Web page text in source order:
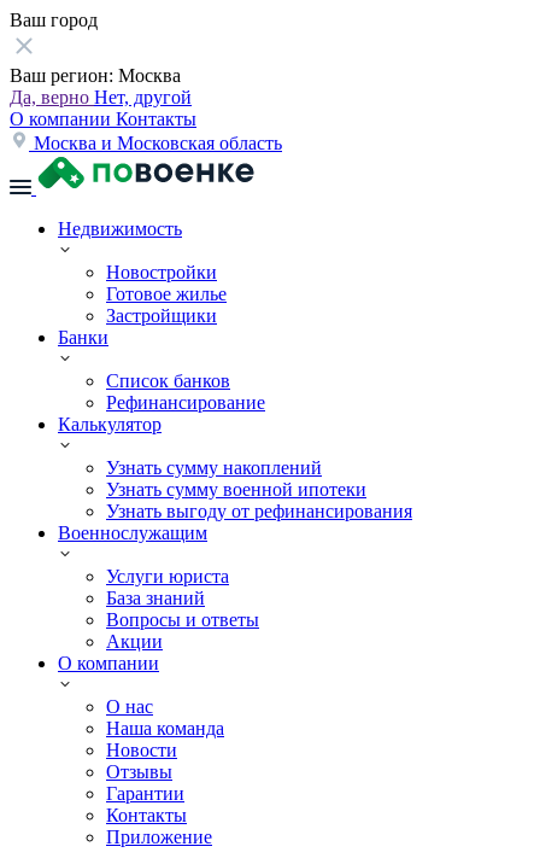
Ваш город
Ваш регион: Москва
Да, верно Нет, другой
О компании Контакты
Москва и Московская область
Недвижимость
Новостройки
Готовое жилье
Застройщики
Банки
Список банков
Рефинансирование
Калькулятор
Узнать сумму накоплений
Узнать сумму военной ипотеки
Узнать выгоду от рефинансирования
Военнослужащим
Услуги юриста
База знаний
Вопросы и ответы
Акции
О компании
О нас
Наша команда
Новости
Отзывы
Гарантии
Контакты
Приложение